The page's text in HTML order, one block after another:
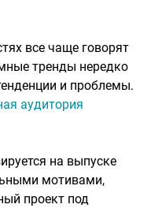
все чаще говорят
тренды нередко
и проблемы.
аудитория
на выпуске
мотивами,
проект под